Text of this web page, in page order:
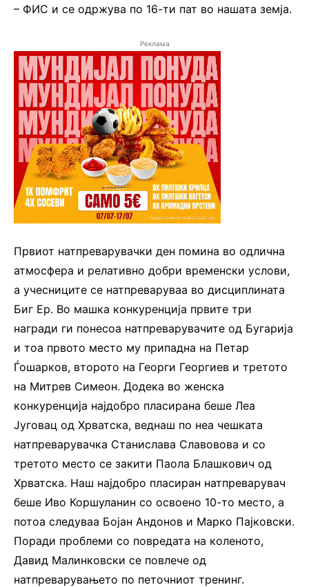
– ФИС и се одржува по 16-ти пат во нашата земја.
Реклама
Првиот натпреварувачки ден помина во одлична
атмосфера и релативно добри временски услови,
а учесниците се натпреваруваа во дисциплината
Биг Ер. Во машка конкуренција првите три
награди ги понесоа натпреварувачите од Бугарија
и тоа првото место му припадна на Петар
Ѓошарков, второто на Георги Георгиев и третото
на Митрев Симеон. Додека во женска
конкуренција најдобро пласирана беше Леа
Југовац од Хрватска, веднаш по неа чешката
натпреварувачка Станислава Славовова и со
третото место се закити Паола Блашкович од
Хрватска. Наш најдобро пласиран натпреварувач
беше Иво Коршуланин со освоено 10-то место, а
потоа следуваа Бојан Андонов и Марко Пајковски.
Поради проблеми со повредата на коленото,
Давид Малинковски се повлече од
натпреварувањето по петочниот тренинг.